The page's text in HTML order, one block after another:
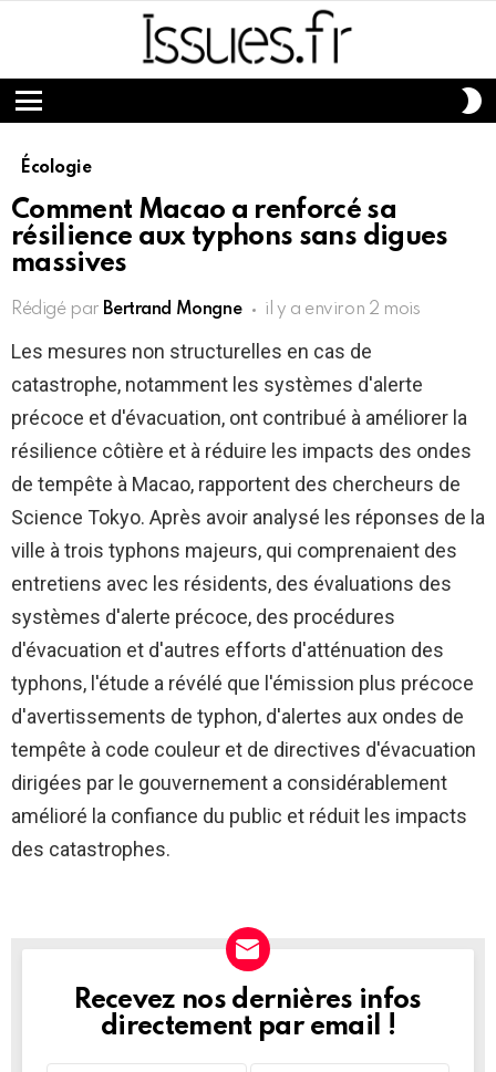
Menu
Écologie
Comment Macao a renforcé sa
résilience aux typhons sans digues
massives
Rédigé par Bertrand Mongne il y a environ 2 mois
Les mesures non structurelles en cas de
catastrophe, notamment les systèmes d'alerte
précoce et d'évacuation, ont contribué à améliorer la
résilience côtière et à réduire les impacts des ondes
de tempête à Macao, rapportent des chercheurs de
Science Tokyo. Après avoir analysé les réponses de la
ville à trois typhons majeurs, qui comprenaient des
entretiens avec les résidents, des évaluations des
systèmes d'alerte précoce, des procédures
d'évacuation et d'autres efforts d'atténuation des
typhons, l'étude a révélé que l'émission plus précoce
d'avertissements de typhon, d'alertes aux ondes de
tempête à code couleur et de directives d'évacuation
dirigées par le gouvernement a considérablement
amélioré la confiance du public et réduit les impacts
des catastrophes.
NEWSLETTER
Recevez nos dernières infos
directement par email !